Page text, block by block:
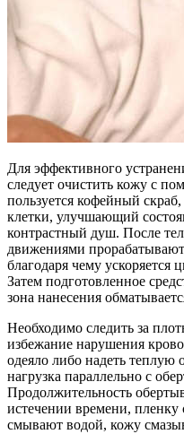
Для эффективного
следует очистить кожу с
пользуется кофейный
клетки, улучшающий
контрастный душ. После
движениями
благодаря чему ускоряется
Затем подготовленное
зона нанесения
Необходимо следить за
избежание нарушения
одеяло либо надеть теплую
нагрузка параллельно с
Продолжительность
истечении времени, пленку
смывают водой, кожу